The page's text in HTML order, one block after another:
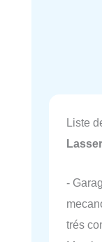
Liste
-
trés